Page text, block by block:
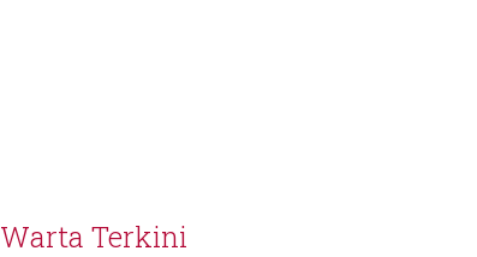
Warta Terkini